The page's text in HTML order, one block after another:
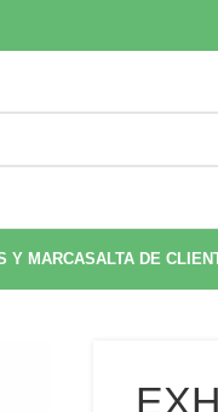
Y MARCASALTA DE